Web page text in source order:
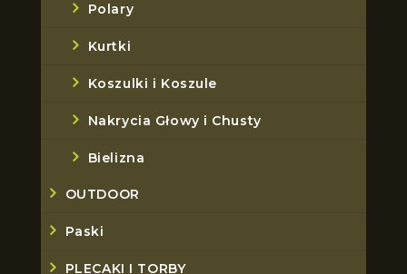
Polary
Kurtki
Koszulki i Koszule
Nakrycia Głowy i Chusty
Bielizna
OUTDOOR
Paski
PLECAKI I TORBY